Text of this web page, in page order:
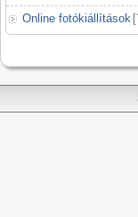
Online fotókiállítások [